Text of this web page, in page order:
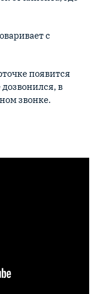
с
появится
в
звонке.